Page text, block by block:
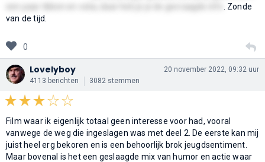
. Zonde
van de tijd.
0
Lovelyboy
4113 berichten 3082 stemmen
20 november 2022, 09:32 uur
Film waar ik eigenlijk totaal geen interesse voor had, vooral
vanwege de weg die ingeslagen was met deel 2. De eerste kan mij
juist heel erg bekoren en is een behoorlijk brok jeugdsentiment.
Maar bovenal is het een geslaagde mix van humor en actie waar